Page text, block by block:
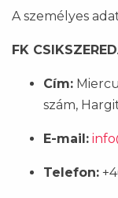
A személyes
FK
Cím:
szám,
E-mail:
Telefon: